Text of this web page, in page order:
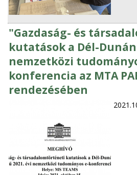
"Gazdaság- és
kutatások a Dél-
nemzetközi
konferencia az MTA
rendezésében